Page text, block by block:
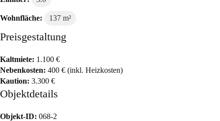
Wohnfläche: 137 m²
Preisgestaltung
Kaltmiete: 1.100 €
Nebenkosten: 400 € (inkl. Heizkosten)
Kaution: 3.300 €
Objektdetails
Objekt-ID: 068-2